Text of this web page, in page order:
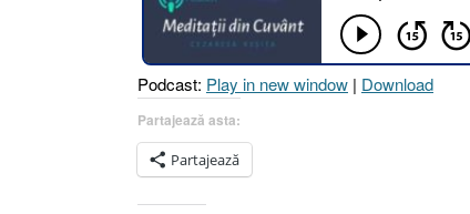
Podcast: Play in new window | Download
Partajează asta:
Partajează